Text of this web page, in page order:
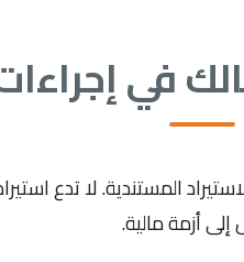
في
المستندية. لا تدع
إلى أزمة مالية.